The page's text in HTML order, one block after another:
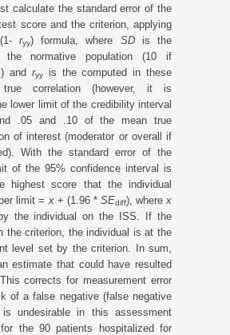
calculate the standard error of the
score and the criterion, applying
ryy) formula, where SDis the
the normative population (10 if
andryy
is the computed in these
true correlation (however, it is
lower limit of the credibility interval
.05 and .10 of the mean true
of interest (moderator or overall if
With the standard error of the
of the 95% confidence interval is
highest score that the individual
limit = x+ (1.96 * SEdiff), wherex
the individual on the ISS. If the
the criterion, the individual is at the
level set by the criterion. In sum,
estimate that could have resulted
corrects for measurement error
of a false negative (false negative
undesirable in this assessment
the 90 patients hospitalized for